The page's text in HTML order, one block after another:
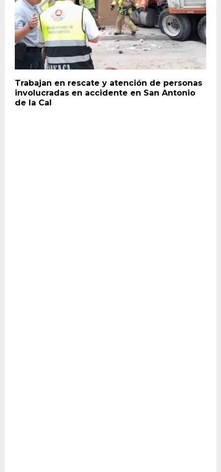
Trabajan en rescate y atención de personas
involucradas en accidente en San Antonio
de la Cal